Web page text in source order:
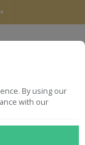
By using our
with our